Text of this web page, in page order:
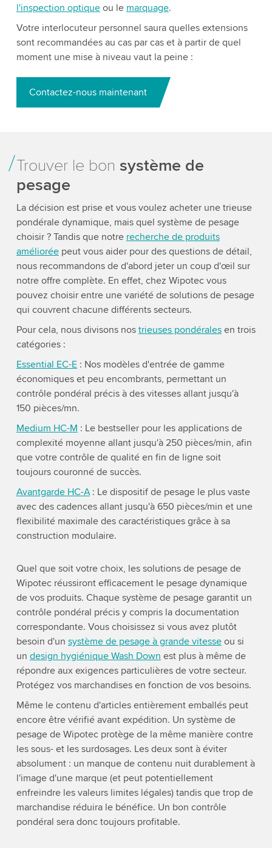
l'inspection optiqueou le marquage.
Votre interlocuteur personnel saura quelles extensions
sont recommandées au cas par cas et à partir de quel
moment une mise à niveau vaut la peine :
Contactez-nous maintenant
Trouver le bon système de
pesage
La décision est prise et vous voulez acheter une trieuse
pondérale dynamique, mais quel système de pesage
choisir ? Tandis que notre recherche de produits
amélioréepeut vous aider pour des questions de détail,
nous recommandons de d'abord jeter un coup d'œil sur
notre offre complète. En effet, chez Wipotec vous
pouvez choisir entre une variété de solutions de pesage
qui couvrent chacune différents secteurs.
Pour cela, nous divisons nos trieuses pondéralesen trois
catégories :
Essential EC-E: Nos modèles d'entrée de gamme
économiques et peu encombrants, permettant un
contrôle pondéral précis à des vitesses allant jusqu'à
150 pièces/mn.
Medium HC-M : Le bestseller pour les applications de
complexité moyenne allant jusqu'à 250 pièces/min, afin
que votre contrôle de qualité en fin de ligne soit
toujours couronné de succès.
Avantgarde HC-A: Le dispositif de pesage le plus vaste
avec des cadences allant jusqu'à 650 pièces/min et une
flexibilité maximale des caractéristiques grâce à sa
construction modulaire.
Quel que soit votre choix, les solutions de pesage de
Wipotec réussiront efficacement le pesage dynamique
de vos produits. Chaque système de pesage garantit un
contrôle pondéral précis y compris la documentation
correspondante. Vous choisissez si vous avez plutôt
besoin d'un système de pesage à grande vitesseou si
un design hygiénique Wash Down est plus à même de
répondre aux exigences particulières de votre secteur.
Protégez vos marchandises en fonction de vos besoins.
Même le contenu d'articles entièrement emballés peut
encore être vérifié avant expédition. Un système de
pesage de Wipotec protège de la même manière contre
les sous- et les surdosages. Les deux sont à éviter
absolument : un manque de contenu nuit durablement à
l'image d'une marque (et peut potentiellement
enfreindre les valeurs limites légales) tandis que trop de
marchandise réduira le bénéfice. Un bon contrôle
pondéral sera donc toujours profitable.